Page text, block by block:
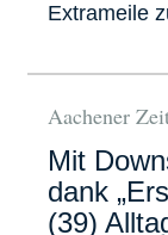
Extrameile
Aachener
Mit
dank
(39)